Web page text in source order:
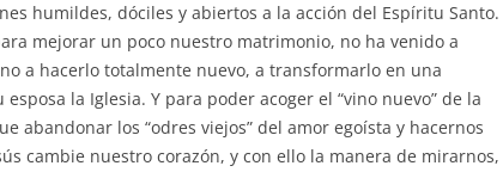
humildes, dóciles y abiertos a la acción del Espíritu Santo.
mejorar un poco nuestro matrimonio, no ha venido a
a hacerlo totalmente nuevo, a transformarlo en una
la Iglesia. Y para poder acoger el “vino nuevo” de la
abandonar los “odres viejos” del amor egoísta y hacernos
cambie nuestro corazón, y con ello la manera de mirarnos,